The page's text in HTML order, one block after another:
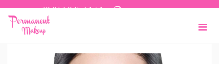
+38 063 835 64 64
RU